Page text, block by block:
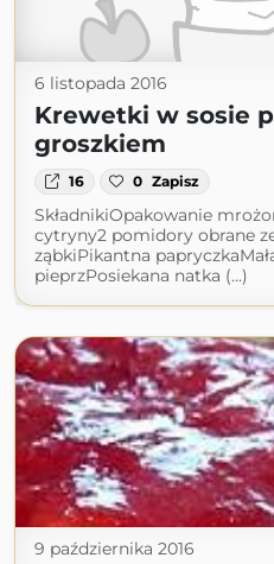
6 listopada 2016
Krewetki w sosie
groszkiem
16 0 Zapisz
SkładnikiOpakowanie
cytryny2 pomidory obrane
ząbkiPikantna
pieprzPosiekana natka (...)
9 października 2016